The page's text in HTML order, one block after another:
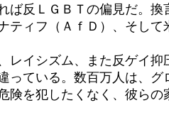
反ＬＧＢＴの偏見だ。換
ィフ（ＡｆＤ）、そし
イシズム、また反ゲイ抑
ている。数百万人は、グ
を犯したくなく、彼ら